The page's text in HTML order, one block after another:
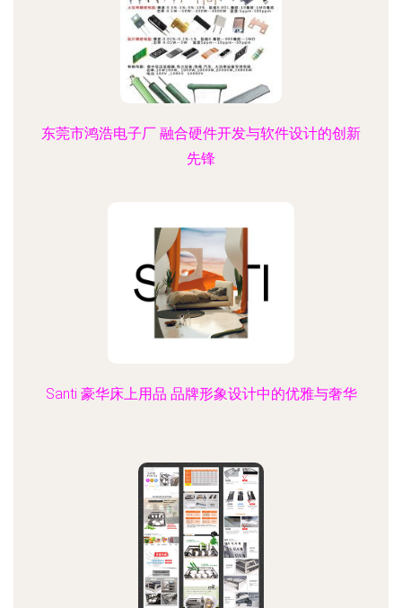
东莞市鸿浩电子厂 融合硬件开发与软件设计的创新
先锋
Santi 豪华床上用品 品牌形象设计中的优雅与奢华